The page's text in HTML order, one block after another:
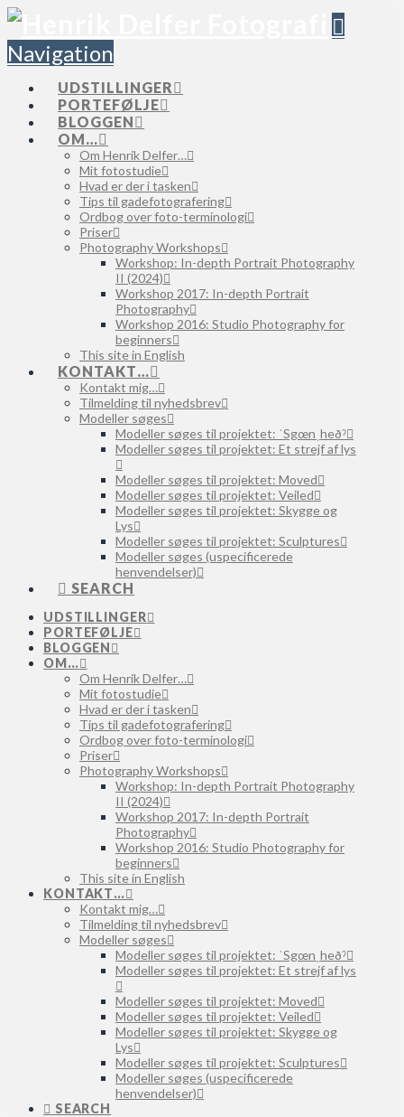
Navigation
UDSTILLINGER
PORTEFØLJE
BLOGGEN
OM…
Om Henrik Delfer…
Mit fotostudie
Hvad er der i tasken
Tips til gadefotografering
Ordbog over foto-terminologi
Priser
Photography Workshops
Workshop: In-depth Portrait Photography
II (2024)
Workshop 2017: In-depth Portrait
Photography
Workshop 2016: Studio Photography for
beginners
This site in English
KONTAKT…
Kontakt mig…
Tilmelding til nyhedsbrev
Modeller søges
Modeller søges til projektet: ˈSgœnˌheðˀ
Modeller søges til projektet: Et strejf af lys
Modeller søges til projektet: Moved
Modeller søges til projektet: Veiled
Modeller søges til projektet: Skygge og
Lys
Modeller søges til projektet: Sculptures
Modeller søges (uspecificerede
henvendelser)
SEARCH
UDSTILLINGER
PORTEFØLJE
BLOGGEN
OM…
Om Henrik Delfer…
Mit fotostudie
Hvad er der i tasken
Tips til gadefotografering
Ordbog over foto-terminologi
Priser
Photography Workshops
Workshop: In-depth Portrait Photography
II (2024)
Workshop 2017: In-depth Portrait
Photography
Workshop 2016: Studio Photography for
beginners
This site in English
KONTAKT…
Kontakt mig…
Tilmelding til nyhedsbrev
Modeller søges
Modeller søges til projektet: ˈSgœnˌheðˀ
Modeller søges til projektet: Et strejf af lys
Modeller søges til projektet: Moved
Modeller søges til projektet: Veiled
Modeller søges til projektet: Skygge og
Lys
Modeller søges til projektet: Sculptures
Modeller søges (uspecificerede
henvendelser)
SEARCH